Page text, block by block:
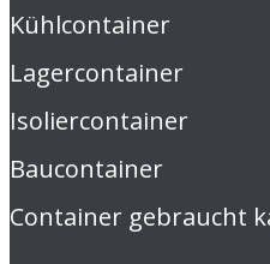
Kühlcontainer
Lagercontainer
Isoliercontainer
Baucontainer
Container gebraucht